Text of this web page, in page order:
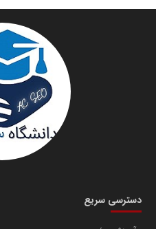
دانشگاه سئوی ایران
سازمان صنعت،معدن و تجارت
مریم حاج نوروز نظری
دسترسی سریع